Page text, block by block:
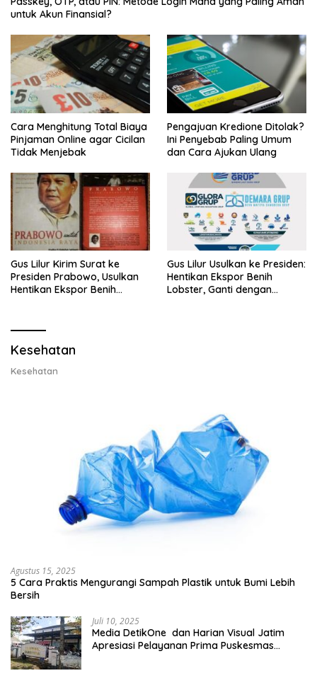
untuk Akun Finansial?
Cara Menghitung Total Biaya
Pinjaman Online agar Cicilan
Tidak Menjebak
Pengajuan Kredione Ditolak?
Ini Penyebab Paling Umum
dan Cara Ajukan Ulang
Gus Lilur Kirim Surat ke
Presiden Prabowo, Usulkan
Hentikan Ekspor Benih
Gus Lilur Usulkan ke Presiden:
Hentikan Ekspor Benih
Lobster, Ganti dengan
Kesehatan
Kesehatan
Agustus 15, 2025
5 Cara Praktis Mengurangi Sampah Plastik untuk Bumi Lebih
Bersih
Juli 10, 2025
Media DetikOne dan Harian Visual Jatim
Apresiasi Pelayanan Prima Puskesmas